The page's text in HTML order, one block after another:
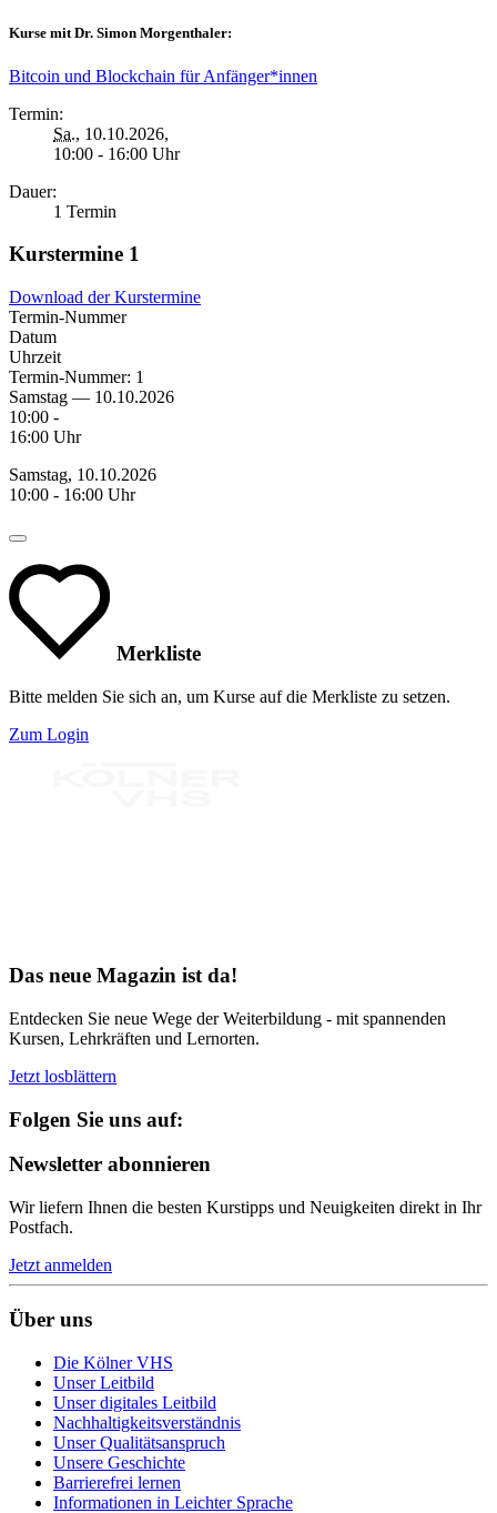
Kurse mit Dr. Simon Morgenthaler:
Bitcoin und Blockchain für Anfänger*innen
Termin:
Sa., 10.10.2026,
10:00 - 16:00 Uhr
Dauer:
1 Termin
Kurstermine 1
Download der Kurstermine
Termin-Nummer
Datum
Uhrzeit
Termin-Nummer: 1
Samstag — 10.10.2026
10:00 -
16:00 Uhr
Samstag, 10.10.2026
10:00 - 16:00 Uhr
Merkliste
Bitte melden Sie sich an, um Kurse auf die Merkliste zu setzen.
Zum Login
Das neue Magazin ist da!
Entdecken Sie neue Wege der Weiterbildung - mit spannenden
Kursen, Lehrkräften und Lernorten.
Jetzt losblättern
Folgen Sie uns auf:
Newsletter abonnieren
Wir liefern Ihnen die besten Kurstipps und Neuigkeiten direkt in Ihr
Postfach.
Jetzt anmelden
Über uns
Die Kölner VHS
Unser Leitbild
Unser digitales Leitbild
Nachhaltigkeitsverständnis
Unser Qualitätsanspruch
Unsere Geschichte
Barrierefrei lernen
Informationen in Leichter Sprache